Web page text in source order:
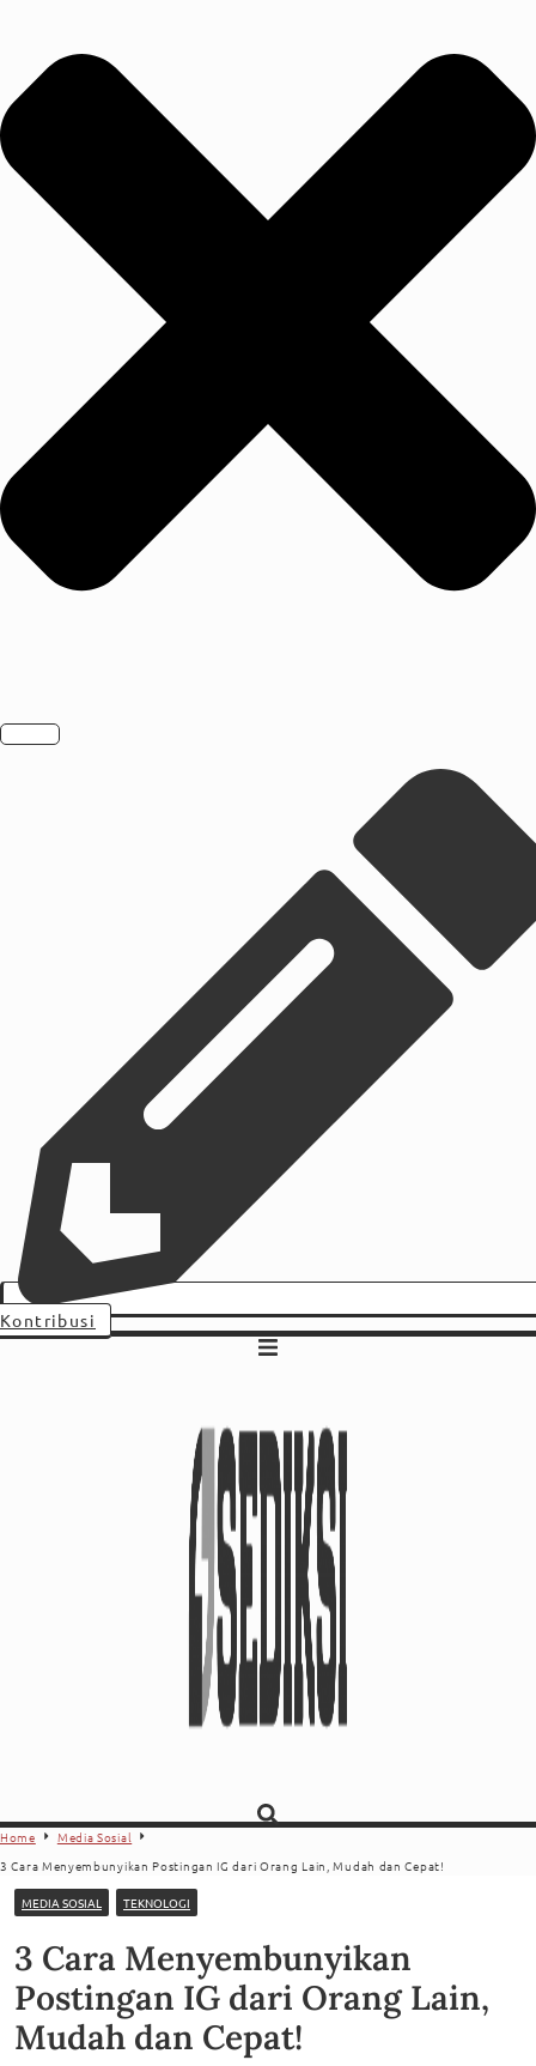
Kontribusi
Home
Media Sosial
3 Cara Menyembunyikan Postingan IG dari Orang Lain, Mudah dan Cepat!
MEDIA SOSIAL TEKNOLOGI
3 Cara Menyembunyikan
Postingan IG dari Orang Lain,
Mudah dan Cepat!